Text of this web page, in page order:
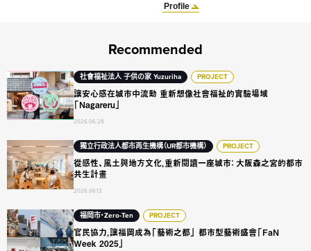
Profile
Recommended
社會福祉法人 子供の家 Yuzuriha PROJECT
讓安心感在城市中流動 重新想像社會福祉的實驗場域
「Nagareru」
2026.06.28
讓安心感在城市中流動 重新想像社會福祉的實驗場域「
獨立行政法人都市再生機構（UR都市機構） PROJECT
從感性、風土與地方文化，重新閱讀一座城市： 大阪森之宮的都市
共生計畫
2026.06.12
從感性、風土與地方文化，重新閱讀一座城市： 大阪森之宮的都
福岡市・Zero-Ten PROJECT
官民協力，讓福岡成為「藝術之都」 都市型藝術盛會「FaN
Week 2025」
官民協力，讓福岡成為「藝術之都」 都市型藝術盛會「FaN Week